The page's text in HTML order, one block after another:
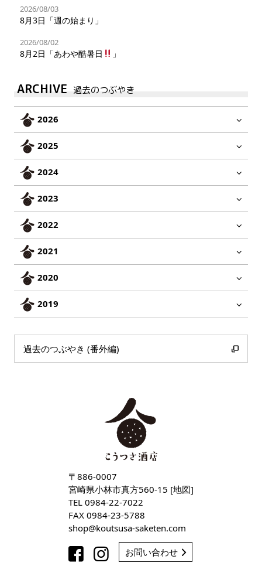
2026/08/03
8月3日「週の始まり」
2026/08/02
8月2日「あわや酷暑日 」
ARCHIVE 過去のつぶやき
2026
2025
2024
2023
2022
2021
2020
2019
過去のつぶやき (番外編)
〒886-0007
宮崎県小林市真方560-15 [地図]
TEL 0984-22-7022
FAX 0984-23-5788
shop
koutsusa-saketen com
お問い合わせ